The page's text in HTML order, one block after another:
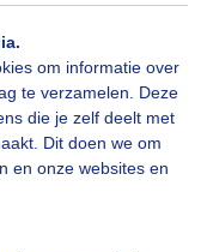
om informatie over
te verzamelen. Deze
die je zelf deelt met
Dit doen we om
en onze websites en